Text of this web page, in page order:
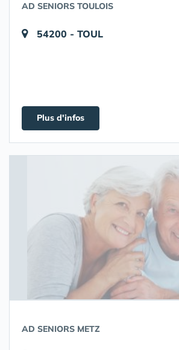
AD SENIORS TOULOIS
54200 - TOUL
Plus d'infos
AD SENIORS METZ